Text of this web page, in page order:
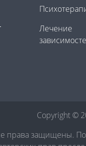
Лечение
Copyright ©
права защищены.